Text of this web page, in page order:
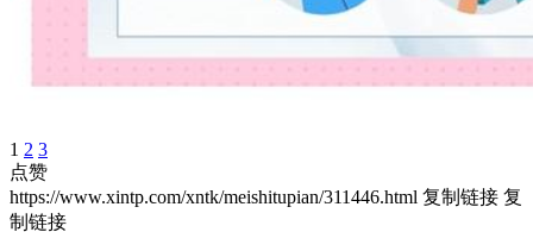
1 2 3
点赞
https://www.xintp.com/xntk/meishitupian/311446.html 复制链接 复
制链接